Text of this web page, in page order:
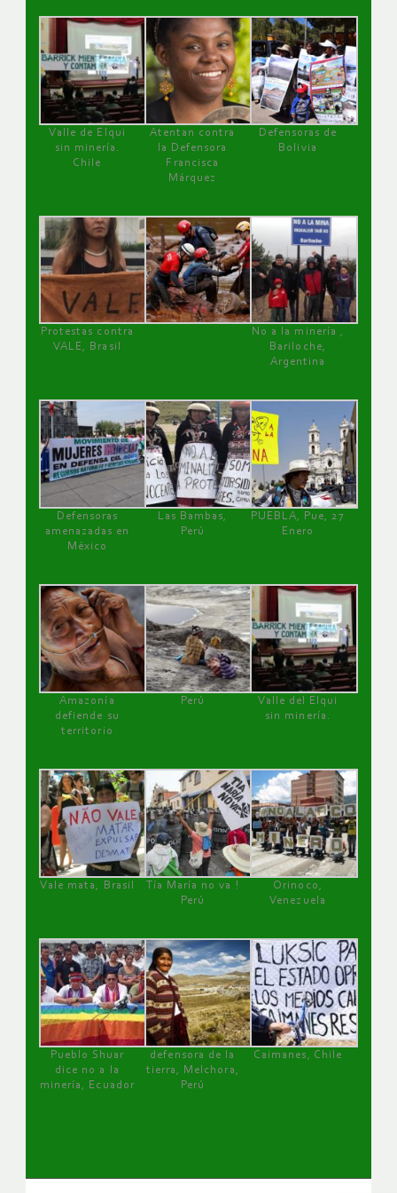
Valle de Elqui
sin minería.
Chile
Atentan contra
la Defensora
Francisca
Márquez
Defensoras de
Bolivia
Protestas contra
VALE, Brasil
No a la minería ,
Bariloche,
Argentina
Defensoras
amenazadas en
México
Las Bambas,
Perú
PUEBLA, Pue, 27
Enero
Amazonía
defiende su
territorio
Perú
Valle del Elqui
sin minería.
Vale mata, Brasil
Tía María no va !
Perú
Orinoco,
Venezuela
Pueblo Shuar
dice no a la
minería, Ecuador
defensora de la
tierra, Melchora,
Perú
Caimanes, Chile